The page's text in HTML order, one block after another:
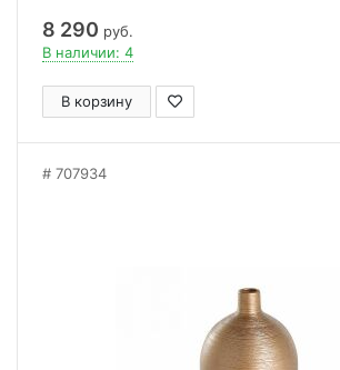
8 290 руб.
В наличии: 4
В корзину
707934